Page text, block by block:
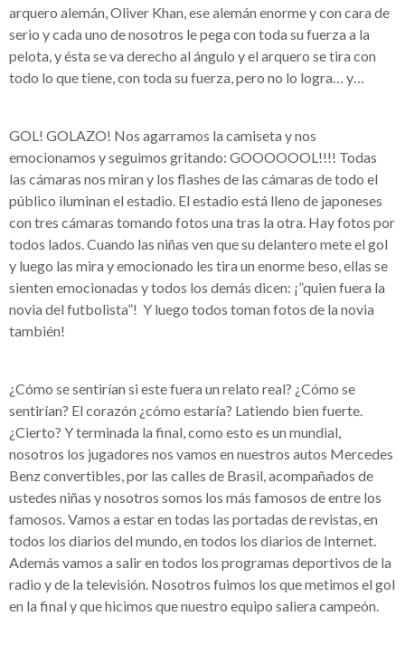
arquero alemán, Oliver Khan, ese alemán enorme y con cara de
serio y cada uno de nosotros le pega con toda su fuerza a la
pelota, y ésta se va derecho al ángulo y el arquero se tira con
todo lo que tiene, con toda su fuerza, pero no lo logra… y…
GOL! GOLAZO! Nos agarramos la camiseta y nos
emocionamos y seguimos gritando: GOOOOOOL!!!! Todas
las cámaras nos miran y los flashes de las cámaras de todo el
público iluminan el estadio. El estadio está lleno de japoneses
con tres cámaras tomando fotos una tras la otra. Hay fotos por
todos lados. Cuando las niñas ven que su delantero mete el gol
y luego las mira y emocionado les tira un enorme beso, ellas se
sienten emocionadas y todos los demás dicen: ¡”quien fuera la
novia del futbolista”! Y luego todos toman fotos de la novia
también!
¿Cómo se sentirían si este fuera un relato real? ¿Cómo se
sentirían? El corazón ¿cómo estaría? Latiendo bien fuerte.
¿Cierto? Y terminada la final, como esto es un mundial,
nosotros los jugadores nos vamos en nuestros autos Mercedes
Benz convertibles, por las calles de Brasil, acompañados de
ustedes niñas y nosotros somos los más famosos de entre los
famosos. Vamos a estar en todas las portadas de revistas, en
todos los diarios del mundo, en todos los diarios de Internet.
Además vamos a salir en todos los programas deportivos de la
radio y de la televisión. Nosotros fuimos los que metimos el gol
en la final y que hicimos que nuestro equipo saliera campeón.